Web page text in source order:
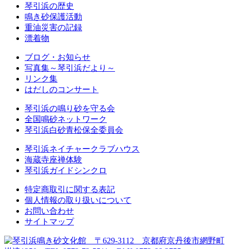
琴引浜の歴史
鳴き砂保護活動
重油災害の記録
漂着物
ブログ・お知らせ
写真集～琴引浜だより～
リンク集
はだしのコンサート
琴引浜の鳴り砂を守る会
全国鳴砂ネットワーク
琴引浜白砂青松保全委員会
琴引浜ネイチャークラブハウス
海蔵寺座禅体験
琴引浜ガイドシンクロ
特定商取引に関する表記
個人情報の取り扱いについて
お問い合わせ
サイトマップ